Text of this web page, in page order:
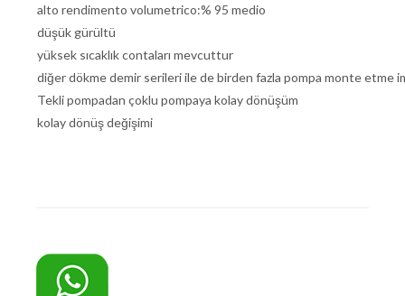
alto rendimento volumetrico:% 95 medio
düşük gürültü
yüksek sıcaklık contaları mevcuttur
diğer dökme demir serileri ile de birden fazla pompa monte etme
Tekli pompadan çoklu pompaya kolay dönüşüm
kolay dönüş değişimi